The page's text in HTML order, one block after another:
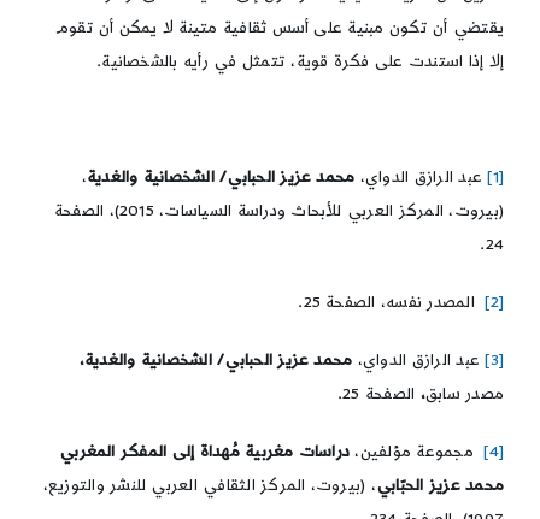
يقتضي أن تكون مبنية على أسس ثقافية متينة لا يمكن أن تقوم
إلا إذا استندت على فكرة قوية، تتمثل في رأيه بالشخصانية.
[1] عبد الرازق الدواي، محمد عزيز الحبابي/ الشخصانية والغدية،
(بيروت، المركز العربي للأبحاث ودراسة السياسات، 2015)، الصفحة
24.
[2] المصدر نفسه، الصفحة 25.
[3] عبد الرازق الدواي، محمد عزيز الحبابي/ الشخصانية والغدية،
مصدر سابق، الصفحة 25.
[4] مجموعة مؤلفين، دراسات مغربية مُهداة إلى المفكر المغربي
محمد عزيز الحبّابي، (بيروت، المركز الثقافي العربي للنشر والتوزيع،